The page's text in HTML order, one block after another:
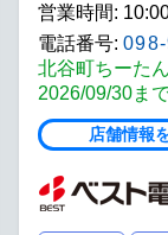
営業時間:
電話番号:
北谷町ちーた
2026/09/30ま
店舗情報